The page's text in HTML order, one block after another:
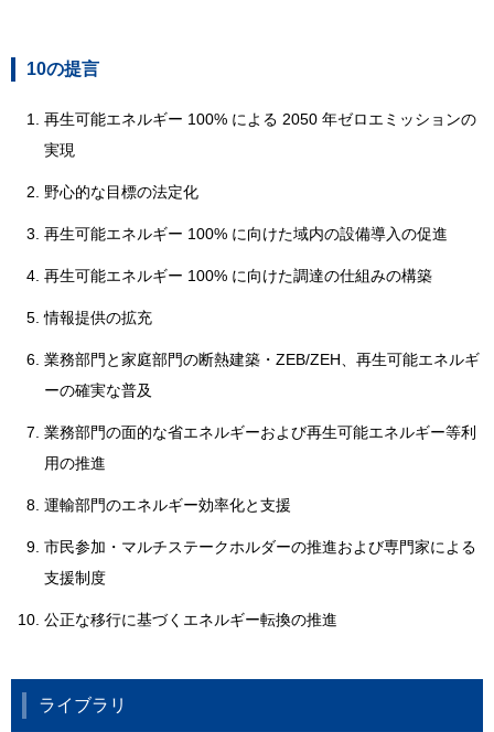
10の提言
再生可能エネルギー 100% による 2050 年ゼロエミッションの
実現
野心的な目標の法定化
再生可能エネルギー 100% に向けた域内の設備導入の促進
再生可能エネルギー 100% に向けた調達の仕組みの構築
情報提供の拡充
業務部門と家庭部門の断熱建築・ZEB/ZEH、再生可能エネルギ
ーの確実な普及
業務部門の面的な省エネルギーおよび再生可能エネルギー等利
用の推進
運輸部門のエネルギー効率化と支援
市民参加・マルチステークホルダーの推進および専門家による
支援制度
公正な移行に基づくエネルギー転換の推進
ライブラリ